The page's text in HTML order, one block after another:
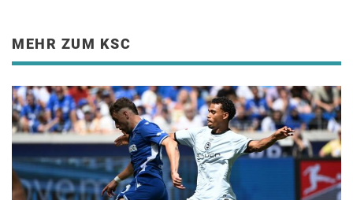
MEHR ZUM KSC